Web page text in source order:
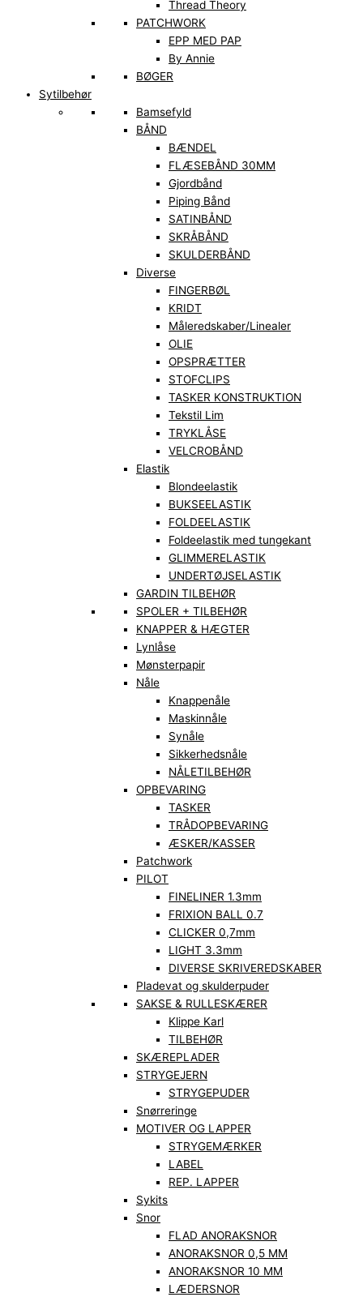
Thread Theory
PATCHWORK
EPP MED PAP
By Annie
BØGER
Sytilbehør
Bamsefyld
BÅND
BÆNDEL
FLÆSEBÅND 30MM
Gjordbånd
Piping Bånd
SATINBÅND
SKRÅBÅND
SKULDERBÅND
Diverse
FINGERBØL
KRIDT
Måleredskaber/Linealer
OLIE
OPSPRÆTTER
STOFCLIPS
TASKER KONSTRUKTION
Tekstil Lim
TRYKLÅSE
VELCROBÅND
Elastik
Blondeelastik
BUKSEELASTIK
FOLDEELASTIK
Foldeelastik med tungekant
GLIMMERELASTIK
UNDERTØJSELASTIK
GARDIN TILBEHØR
SPOLER + TILBEHØR
KNAPPER & HÆGTER
Lynlåse
Mønsterpapir
Nåle
Knappenåle
Maskinnåle
Synåle
Sikkerhedsnåle
NÅLETILBEHØR
OPBEVARING
TASKER
TRÅDOPBEVARING
ÆSKER/KASSER
Patchwork
PILOT
FINELINER 1.3mm
FRIXION BALL 0.7
CLICKER 0,7mm
LIGHT 3.3mm
DIVERSE SKRIVEREDSKABER
Pladevat og skulderpuder
SAKSE & RULLESKÆRER
Klippe Karl
TILBEHØR
SKÆREPLADER
STRYGEJERN
STRYGEPUDER
Snørreringe
MOTIVER OG LAPPER
STRYGEMÆRKER
LABEL
REP. LAPPER
Sykits
Snor
FLAD ANORAKSNOR
ANORAKSNOR 0,5 MM
ANORAKSNOR 10 MM
LÆDERSNOR